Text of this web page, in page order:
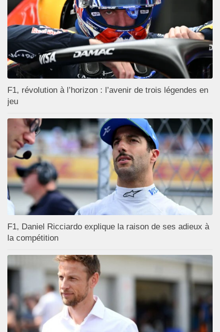
F1, révolution à l’horizon : l’avenir de trois légendes en
jeu
F1, Daniel Ricciardo explique la raison de ses adieux à
la compétition